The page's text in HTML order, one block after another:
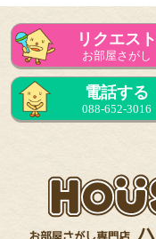
リクエスト
お部屋さがし
電話する
088-652-3016